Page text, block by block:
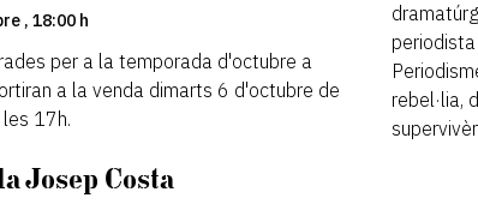
, 18:00 h
per a la temporada d'octubre a
a la venda dimarts 6 d'octubre de
17h.
Josep Costa
rebel·lia,